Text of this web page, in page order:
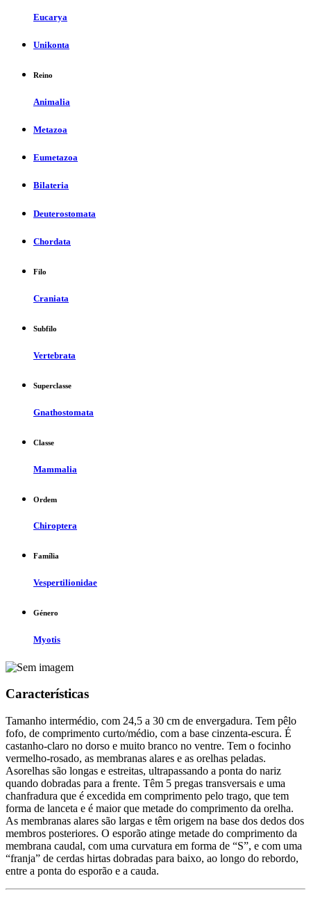
Eucarya
Unikonta
Reino
Animalia
Metazoa
Eumetazoa
Bilateria
Deuterostomata
Chordata
Filo
Craniata
Subfilo
Vertebrata
Superclasse
Gnathostomata
Classe
Mammalia
Ordem
Chiroptera
Família
Vespertilionidae
Género
Myotis
Características
Tamanho intermédio, com 24,5 a 30 cm de envergadura. Tem pêlo
fofo, de comprimento curto/médio, com a base cinzenta-escura. É
castanho-claro no dorso e muito branco no ventre. Tem o focinho
vermelho-rosado, as membranas alares e as orelhas peladas.
Asorelhas são longas e estreitas, ultrapassando a ponta do nariz
quando dobradas para a frente. Têm 5 pregas transversais e uma
chanfradura que é excedida em comprimento pelo trago, que tem
forma de lanceta e é maior que metade do comprimento da orelha.
As membranas alares são largas e têm origem na base dos dedos dos
membros posteriores. O esporão atinge metade do comprimento da
membrana caudal, com uma curvatura em forma de “S”, e com uma
“franja” de cerdas hirtas dobradas para baixo, ao longo do rebordo,
entre a ponta do esporão e a cauda.